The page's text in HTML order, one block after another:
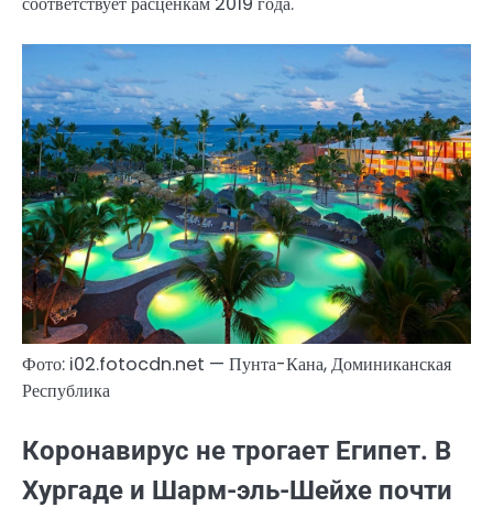
Фото: i02.fotocdn.net — Пунта-Кана, Доминиканская
Республика
Коронавирус не трогает Египет. В
Хургаде и Шарм-эль-Шейхе почти